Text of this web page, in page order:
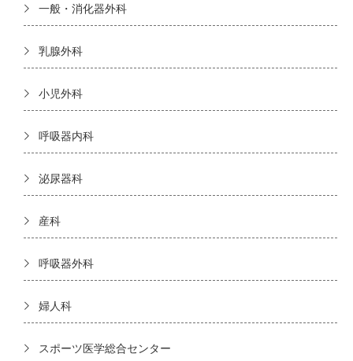
一般・消化器外科
乳腺外科
小児外科
呼吸器内科
泌尿器科
産科
呼吸器外科
婦人科
スポーツ医学総合センター